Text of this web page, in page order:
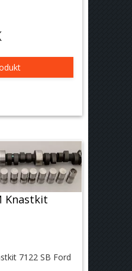
Knastkit
7122 SB Ford